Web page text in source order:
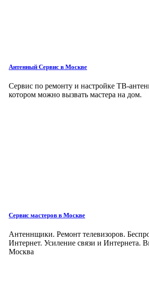
Антенный Сервис в Москве
Сервис по ремонту и настройке ТВ-
котором можно вызвать мастера на дом.
Сервис мастеров в Москве
Антеннщики. Ремонт телевизоров.
Интернет. Усиление связи и Интернета.
Москва